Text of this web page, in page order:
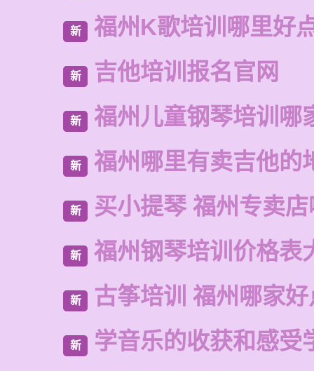
新 福州K歌培训哪里好
新 吉他培训报名官网
新 福州儿童钢琴培训哪
新 福州哪里有卖吉他的
新 买小提琴 福州专卖
新 福州钢琴培训价格表
新 古筝培训 福州哪家好
新 学音乐的收获和感受